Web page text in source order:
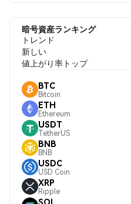
暗号資産ランキング
トレンド
新しい
値上がり率トップ
BTC
Bitcoin
ETH
Ethereum
USDT
TetherUS
BNB
BNB
USDC
USD Coin
XRP
Ripple
SOL